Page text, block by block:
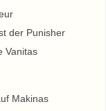
der Punisher
Vanitas
Makinas